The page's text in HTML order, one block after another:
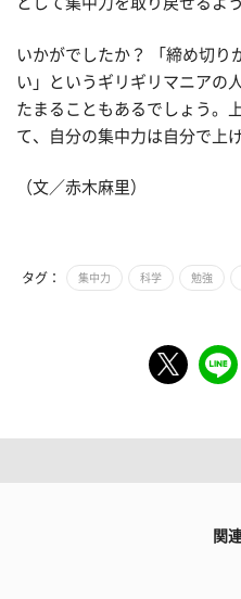
いかがでしたか？ 「締め切り
い」というギリギリマニアの
たまることもあるでしょう。
て、自分の集中力は自分で上
（文／赤木麻里）
タグ： 集中力 科学 勉強
関